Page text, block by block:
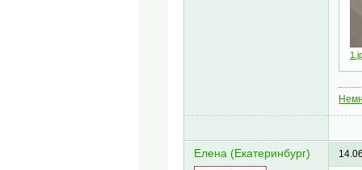
Елена (Екатеринбург)